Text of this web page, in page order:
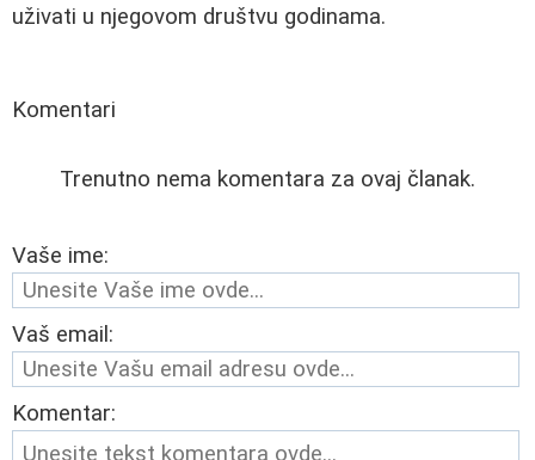
uživati u njegovom društvu godinama.
Komentari
Trenutno nema komentara za ovaj članak.
Vaše ime:
Vaš email:
Komentar: